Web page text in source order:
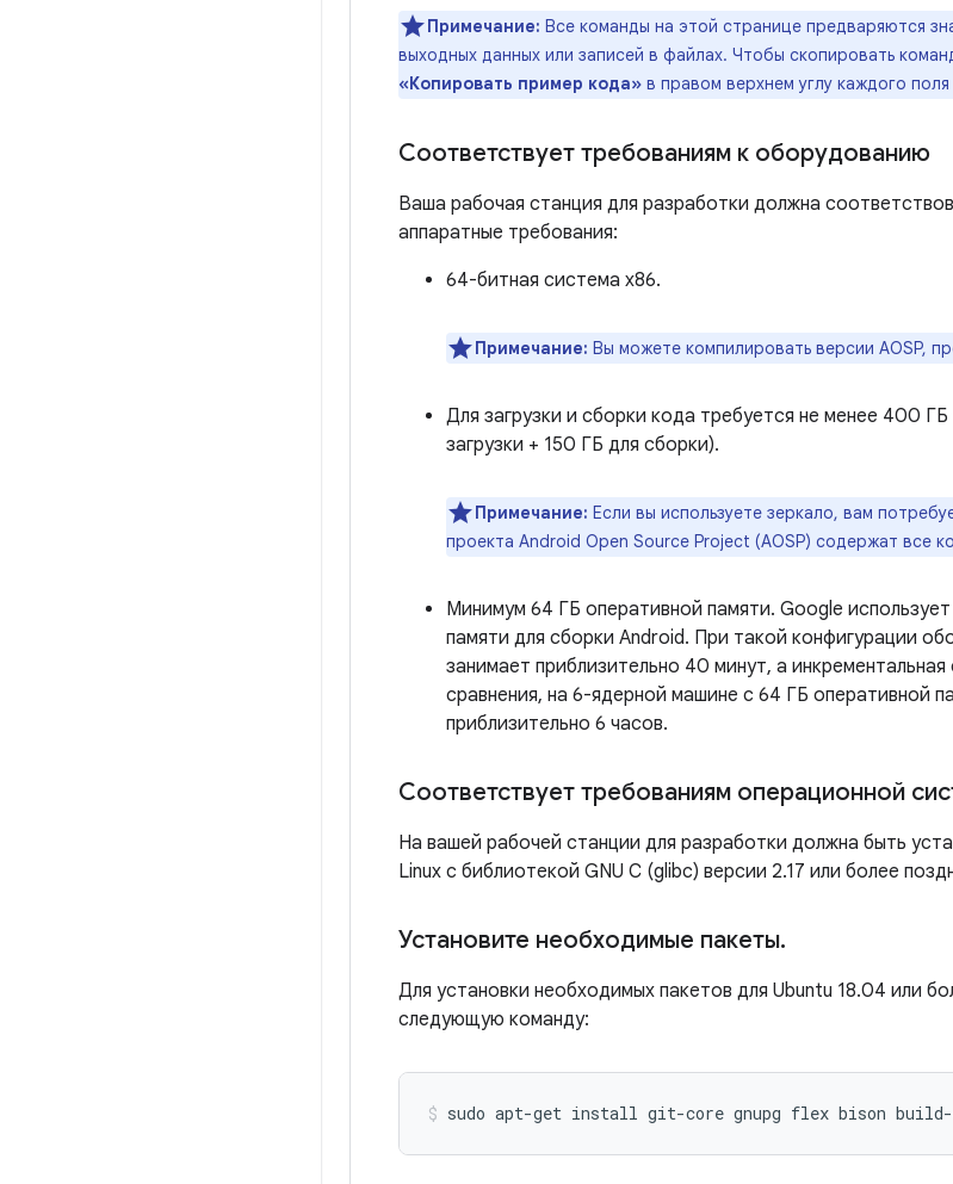
Примечание: Все команды на этой странице предваряются
выходных данных или записей в файлах. Чтобы скопировать
«Копировать пример кода» в правом верхнем углу каждого
Соответствует требованиям к оборудованию
Ваша рабочая станция для разработки должна
аппаратные требования:
64-битная система x86.
Примечание: Вы можете компилировать версии AOSP,
Для загрузки и сборки кода требуется не менее 400
загрузки + 150 ГБ для сборки).
Примечание: Если вы используете зеркало, вам
проекта Android Open Source Project (AOSP) содержат все
Минимум 64 ГБ оперативной памяти. Google
памяти для сборки Android. При такой конфигурации
занимает приблизительно 40 минут, а
сравнения, на 6-ядерной машине с 64 ГБ оперативной
приблизительно 6 часов.
Соответствует требованиям операционной
На вашей рабочей станции для разработки должна быть
Linux с библиотекой GNU C (glibc) версии 2.17 или более
Установите необходимые пакеты.
Для установки необходимых пакетов для Ubuntu 18.04 или
следующую команду:
sudo apt-get install git-core gnupg flex bison